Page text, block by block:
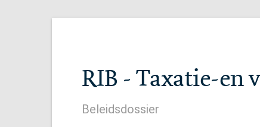
RIB - Taxatie-en
Beleidsdossier